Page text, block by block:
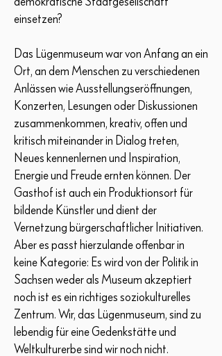
einsetzen?
Das Lügenmuseum war von Anfang an ein
Ort, an dem Menschen zu verschiedenen
Anlässen wie Ausstellungseröffnungen,
Konzerten, Lesungen oder Diskussionen
zusammenkommen, kreativ, offen und
kritisch miteinander in Dialog treten,
Neues kennenlernen und Inspiration,
Energie und Freude ernten können. Der
Gasthof ist auch ein Produktionsort für
bildende Künstler und dient der
Vernetzung bürgerschaftlicher Initiativen.
Aber es passt hierzulande offenbar in
keine Kategorie: Es wird von der Politik in
Sachsen weder als Museum akzeptiert
noch ist es ein richtiges soziokulturelles
Zentrum. Wir, das Lügenmuseum, sind zu
lebendig für eine Gedenkstätte und
Weltkulturerbe sind wir noch nicht.